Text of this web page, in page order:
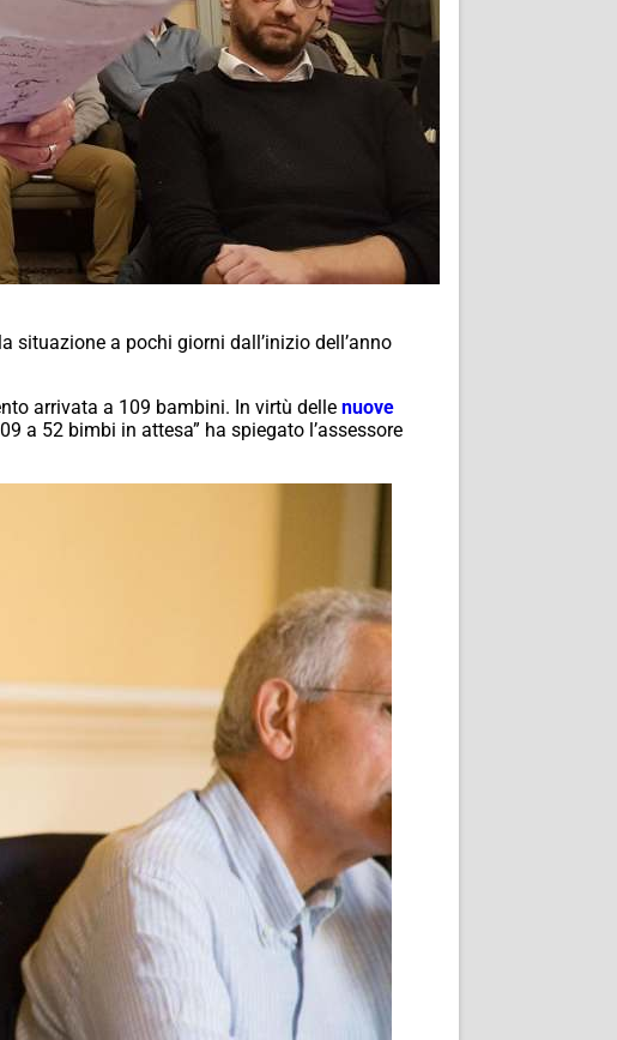
situazione a pochi giorni dall’inizio dell’anno
arrivata a 109 bambini. In virtù delle nuove
a 52 bimbi in attesa” ha spiegato l’assessore